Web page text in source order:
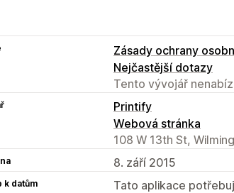
Zásady ochrany
Nejčastější dotazy
Tento vývojář
Printify
Webová stránka
108 W 13th St,
8. září 2015
k datům
Tato aplikace